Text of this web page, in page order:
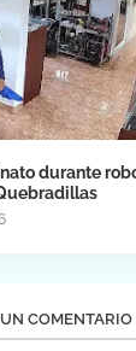
durante
COMENTARIO